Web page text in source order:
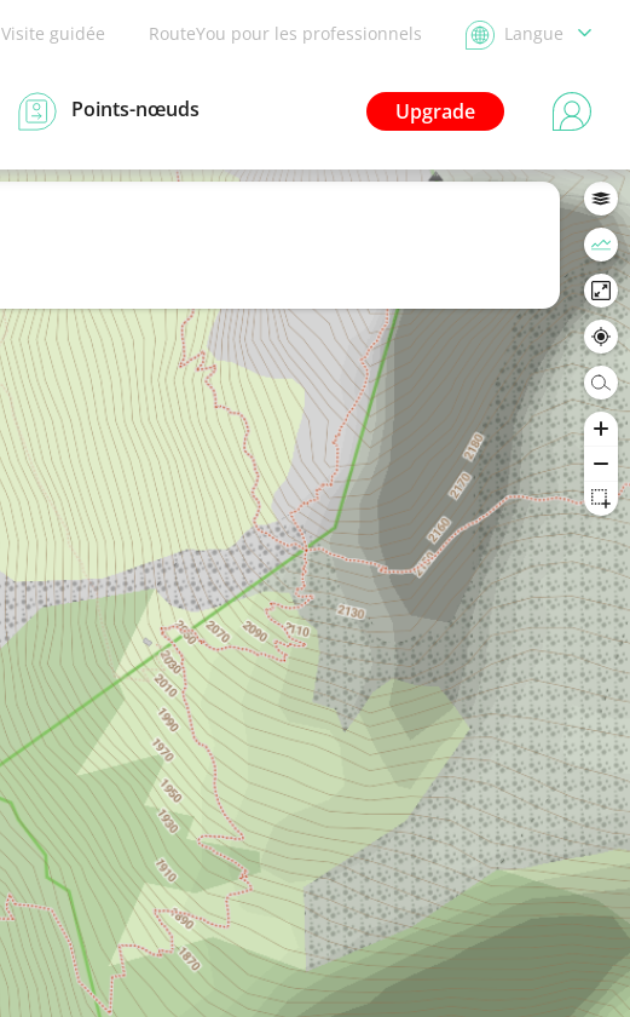
Visite guidée RouteYou pour les professionnels Langue
Upgrade
Points-nœuds